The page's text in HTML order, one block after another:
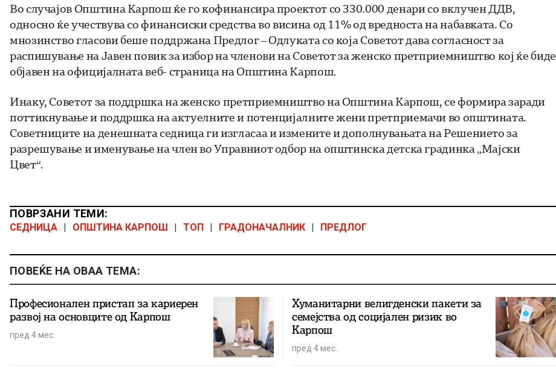
Во случајов Општина Карпош ќе го кофинансира проектот со 330.000 денари со вклучен ДДВ,
односно ќе учествува со финансиски средства во висина од 11% од вредноста на набавката. Со
мнозинство гласови беше поддржана Предлог – Одлуката со која Советот дава согласност за
распишување на Јавен повик за избор на членови на Советот за женско претприемништво кој ќе биде
објавен на официјалната веб- страница на Општина Карпош.
Инаку, Советот за поддршка на женско претприемништво на Општина Карпош, се формира заради
поттикнување и поддршка на актуелните и потенцијалните жени претприемачи во општината.
Советниците на денешната седница ги изгласаа и измените и дополнувањата на Решението за
разрешување и именување на член во Управниот одбор на општинска детска градинка „Мајски
Цвет“.
ПОВРЗАНИ ТЕМИ:
СЕДНИЦА | ОПШТИНА КАРПОШ | ТОП | ГРАДОНАЧАЛНИК | ПРЕДЛОГ
ПОВЕЌЕ НА ОВАА ТЕМА:
Професионален пристап за кариерен
развој на основците од Карпош
пред 4 мес.
Хуманитарни велигденски пакети за
семејства од социјален ризик во
Карпош
пред 4 мес.